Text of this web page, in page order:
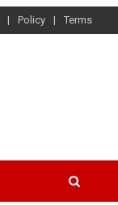
Policy Terms